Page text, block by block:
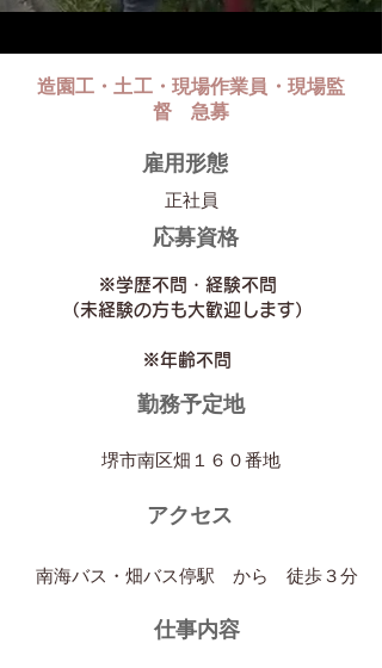
​造園工・土工・現場作業員・現場監
督 急募
雇用形態
正社員
​応募資格
※学歴不問・経験不問
（未経験の方も大歓迎します）
※年齢不問
勤務予定地
堺市南区畑１６０番地
アクセス
​南海バス・畑バス停駅 から 徒歩３分
仕事内容